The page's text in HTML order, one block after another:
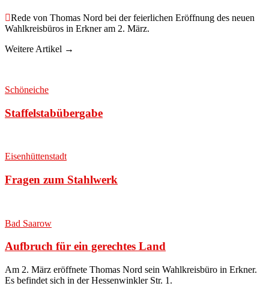
Rede von Thomas Nord bei der feierlichen Eröffnung des neuen
Wahlkreisbüros in Erkner am 2. März.
Weitere Artikel →
Schöneiche
Staffelstabübergabe
Eisenhüttenstadt
Fragen zum Stahlwerk
Bad Saarow
Aufbruch für ein gerechtes Land
Am 2. März eröffnete Thomas Nord sein Wahlkreisbüro in Erkner.
Es befindet sich in der Hessenwinkler Str. 1 .